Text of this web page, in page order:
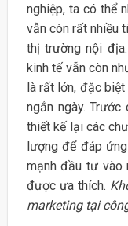
nghiệp, ta có thể
vẫn còn rất nhiều
thị trường nội
kinh tế vẫn còn
là rất lớn, đặc
ngắn ngày.
thiết kế lại các
lượng để đáp
mạnh đầu tư vào
được ưa thích.
marketing tại